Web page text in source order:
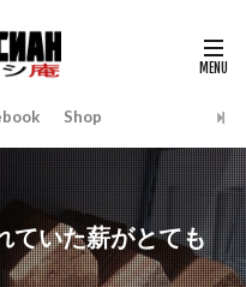
Shop
ていた薪がとても